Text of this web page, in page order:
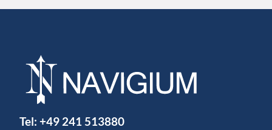
Tel: +49 241 513880